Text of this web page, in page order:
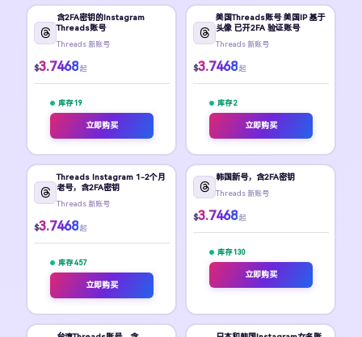
含2FA密钥的Instagram
Threads账号
Threads 新账号
$3.7468 起
库存 19
立即购买
美国Threads账号 美国IP 基于
头像 已开2FA 验证账号
Threads 新账号
$3.7468 起
库存 2
立即购买
Threads Instagram 1-2个月
老号，含2FA密钥
Threads 新账号
$3.7468 起
库存 457
立即购买
韩国新号，含2FA密钥
Threads 新账号
$3.7468 起
库存 130
立即购买